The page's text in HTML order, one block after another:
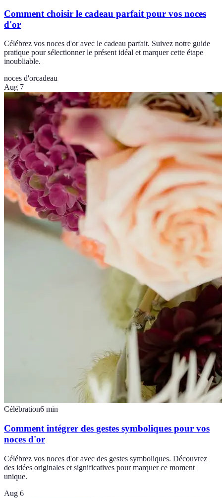
Comment choisir le cadeau parfait pour vos noces
d'or
Célébrez vos noces d'or avec le cadeau parfait. Suivez notre guide
pratique pour sélectionner le présent idéal et marquer cette étape
inoubliable.
noces d'orcadeau
Aug 7
Célébration6 min
Comment intégrer des gestes symboliques pour vos
noces d'or
Célébrez vos noces d'or avec des gestes symboliques. Découvrez
des idées originales et significatives pour marquer ce moment
unique.
Aug 6